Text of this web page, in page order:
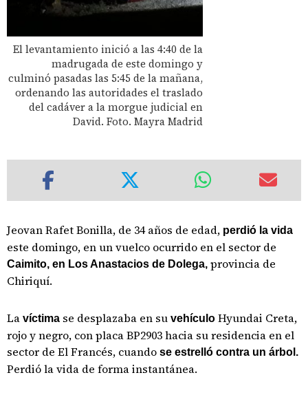
El levantamiento inició a las 4:40 de la
madrugada de este domingo y
culminó pasadas las 5:45 de la mañana,
ordenando las autoridades el traslado
del cadáver a la morgue judicial en
David. Foto. Mayra Madrid
Jeovan Rafet Bonilla, de 34 años de edad, perdió la vida
este domingo, en un vuelco ocurrido en el sector de
Caimito, en Los Anastacios de Dolega, provincia de
Chiriquí.
La víctima se desplazaba en su vehículo Hyundai Creta,
rojo y negro, con placa BP2903 hacia su residencia en el
sector de El Francés, cuando se estrelló contra un árbol.
Perdió la vida de forma instantánea.